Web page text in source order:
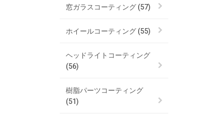
窓ガラスコーティング (57)
ホイールコーティング (55)
ヘッドライトコーティング
(56)
樹脂パーツコーティング
(51)